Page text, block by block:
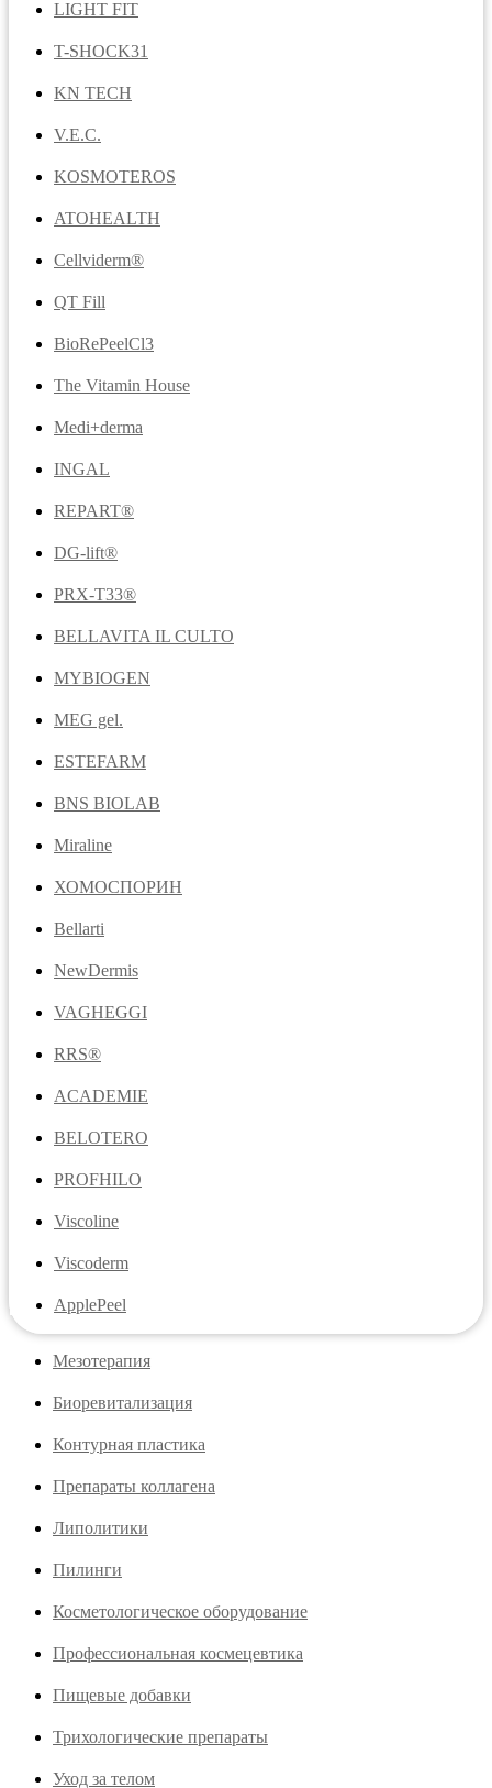
LIGHT FIT
T-SHOCK31
KN TECH
V.E.C.
KOSMOTEROS
ATOHEALTH
Cellviderm®
QT Fill
BioRePeelCl3
The Vitamin House
Medi+derma
INGAL
REPART®
DG-lift®️
PRX-T33®
BELLAVITA IL CULTO
MYBIOGEN
MEG gel.
ESTEFARM
BNS BIOLAB
Miraline
ХОМОСПОРИН
Bellarti
NewDermis
VAGHEGGI
RRS®
ACADEMIE
BELOTERO
PROFHILO
Viscoline
Viscoderm
ApplePeel
Мезотерапия
Биоревитализация
Контурная пластика
Препараты коллагена
Липолитики
Пилинги
Косметологическое оборудование
Профессиональная космецевтика
Пищевые добавки
Трихологические препараты
Уход за телом